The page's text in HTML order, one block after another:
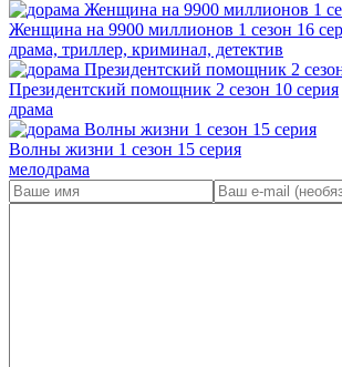
Женщина на 9900 миллионов 1 сезон 16
драма, триллер, криминал, детектив
Президентский помощник 2 сезон 10 серия
драма
Волны жизни 1 сезон 15 серия
мелодрама